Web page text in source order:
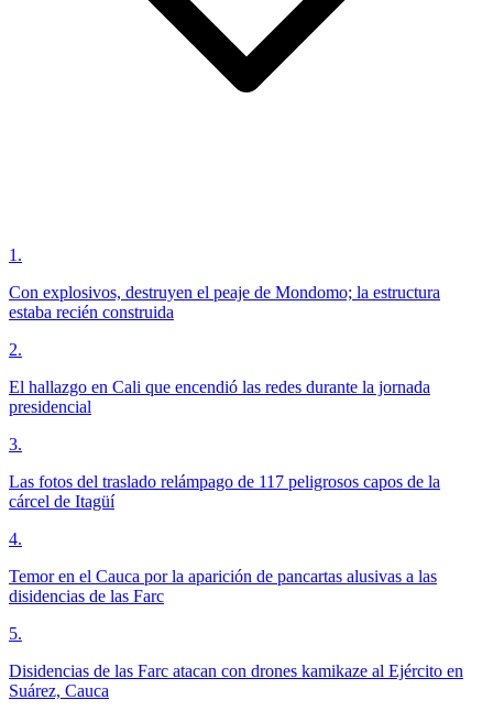
1 .
Con explosivos, destruyen el peaje de Mondomo; la estructura
estaba recién construida
2.
El hallazgo en Cali que encendió las redes durante la jornada
presidencial
3.
Las fotos del traslado relámpago de 117 peligrosos capos de la
cárcel de Itagüí
4.
Temor en el Cauca por la aparición de pancartas alusivas a las
disidencias de las Farc
5.
Disidencias de las Farc atacan con drones kamikaze al Ejército en
Suárez, Cauca